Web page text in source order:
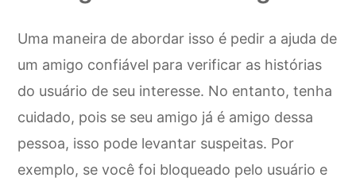
Uma maneira de abordar isso é pedir a ajuda de
um amigo confiável para verificar as histórias
do usuário de seu interesse. No entanto, tenha
cuidado, pois se seu amigo já é amigo dessa
pessoa, isso pode levantar suspeitas. Por
exemplo, se você foi bloqueado pelo usuário e